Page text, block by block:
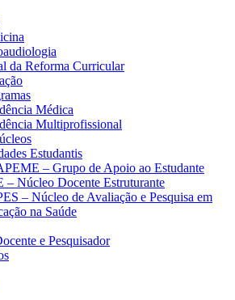
da Reforma Curricular
Médica
Multiprofissional
Estudantis
– Grupo de Apoio ao Estudante
– Núcleo Docente Estruturante
– Núcleo de Avaliação e Pesquisa em
na Saúde
e Pesquisador